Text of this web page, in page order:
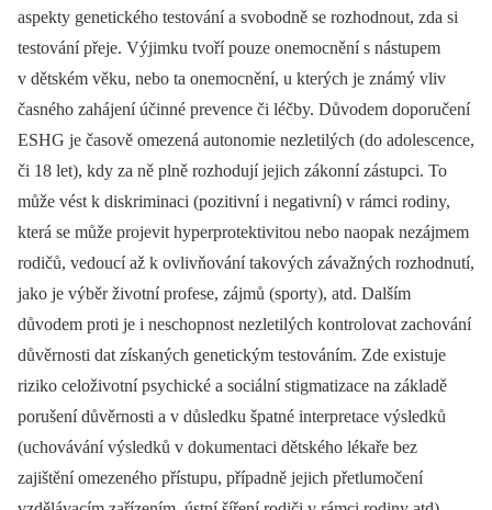
aspekty genetického testování a svobodně se rozhodnout, zda si
testování přeje. Výjimku tvoří pouze onemocnění s nástupem
v dětském věku, nebo ta onemocnění, u kterých je známý vliv
časného zahájení účinné prevence či léčby. Důvodem doporučení
ESHG je časově omezená autonomie nezletilých (do adolescence,
či 18 let), kdy za ně plně rozhodují jejich zákonní zástupci. To
může vést k diskriminaci (pozitivní i negativní) v rámci rodiny,
která se může projevit hyperprotektivitou nebo naopak nezájmem
rodičů, vedoucí až k ovlivňování takových závažných rozhodnutí,
jako je výběr životní profese, zájmů (sporty), atd. Dalším
důvodem proti je i neschopnost nezletilých kontrolovat zachování
důvěrnosti dat získaných genetickým testováním. Zde existuje
riziko celoživotní psychické a sociální stigmatizace na základě
porušení důvěrnosti a v důsledku špatné interpretace výsledků
(uchovávání výsledků v dokumentaci dětského lékaře bez
zajištění omezeného přístupu, případně jejich přetlumočení